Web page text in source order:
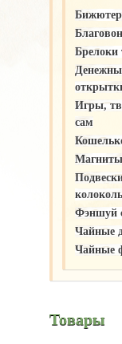
Брелоки
Игры,
сам
Магниты
Фэншуй
Чайные
Чайные
Товары